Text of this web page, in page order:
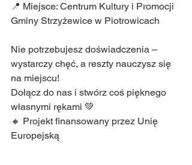
📍 Miejsce: Centrum Kultury i Promocji
Gminy Strzyżewice w Piotrowicach
Nie potrzebujesz doświadczenia –
wystarczy chęć, a reszty nauczysz się
na miejscu!
Dołącz do nas i stwórz coś pięknego
własnymi rękami 💚
🔸 Projekt finansowany przez Unię
Europejską